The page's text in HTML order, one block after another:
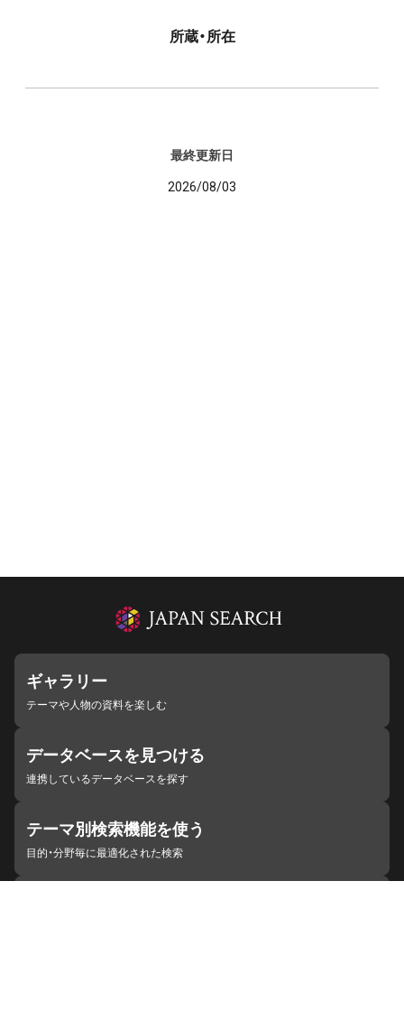
所蔵・所在
最終更新日
2026/08/03
ギャラリー
テーマや人物の資料を楽しむ
データベースを見つける
連携しているデータベースを探す
テーマ別検索機能を使う
目的・分野毎に最適化された検索